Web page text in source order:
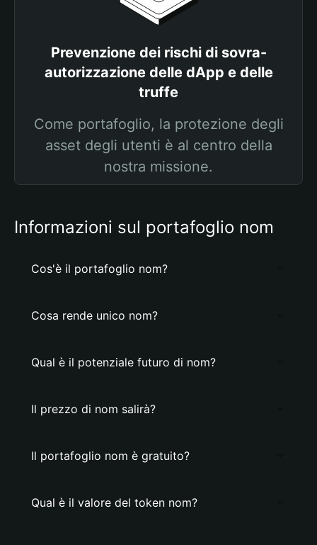
Prevenzione dei rischi di sovra-
autorizzazione delle dApp e delle
truffe
Come portafoglio, la protezione degli
asset degli utenti è al centro della
nostra missione.
Informazioni sul portafoglio nom
Cos'è il portafoglio nom?
Cosa rende unico nom?
Qual è il potenziale futuro di nom?
Il prezzo di nom salirà?
Il portafoglio nom è gratuito?
Qual è il valore del token nom?